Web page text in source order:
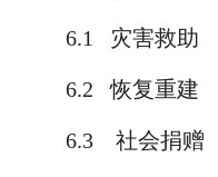
6.1 灾害救助
6.2 恢复重建
6.3 社会捐赠